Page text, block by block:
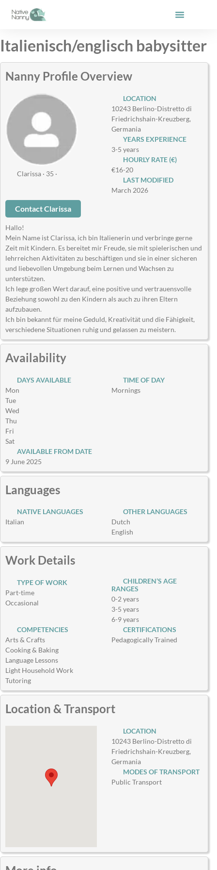
Italienisch/englisch babysitter
Nanny Profile Overview
Clarissa · 35 ·
LOCATION
10243 Berlino-Distretto di
Friedrichshain-Kreuzberg,
Germania
YEARS EXPERIENCE
3-5 years
HOURLY RATE (€)
€16-20
LAST MODIFIED
March 2026
Contact Clarissa
Hallo!
Mein Name ist Clarissa, ich bin Italienerin und verbringe gerne
Zeit mit Kindern. Es bereitet mir Freude, sie mit spielerischen und
lehrreichen Aktivitäten zu beschäftigen und sie in einer sicheren
und liebevollen Umgebung beim Lernen und Wachsen zu
unterstützen.
Ich lege großen Wert darauf, eine positive und vertrauensvolle
Beziehung sowohl zu den Kindern als auch zu ihren Eltern
aufzubauen.
Ich bin bekannt für meine Geduld, Kreativität und die Fähigkeit,
verschiedene Situationen ruhig und gelassen zu meistern.
Availability
DAYS AVAILABLE
Mon
Tue
Wed
Thu
Fri
Sat
TIME OF DAY
Mornings
AVAILABLE FROM DATE
9 June 2025
Languages
NATIVE LANGUAGES
Italian
OTHER LANGUAGES
Dutch
English
Work Details
TYPE OF WORK
Part-time
Occasional
CHILDREN’S AGE
RANGES
0-2 years
3-5 years
6-9 years
COMPETENCIES
Arts & Crafts
Cooking & Baking
Language Lessons
Light Household Work
Tutoring
CERTIFICATIONS
Pedagogically Trained
Location & Transport
LOCATION
10243 Berlino-Distretto di
Friedrichshain-Kreuzberg,
Germania
MODES OF TRANSPORT
Public Transport